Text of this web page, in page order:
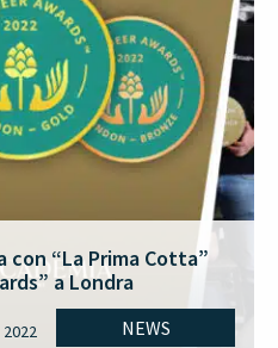
con “La Prima Cotta”
a Londra
NEWS